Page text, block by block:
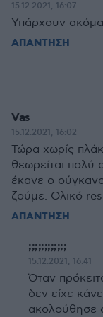
15.12.2021, 16:07
Υπάρχουν
ΑΠΑΝΤΗΣΗ
Vas
15.12.2021, 16:02
Τώρα χωρίς
θεωρείται
έκανε ο
ζούμε. Ολικό
ΑΠΑΝΤΗΣΗ
;;;;;;;;;;;;
15.12.2021, 16:41
Όταν
δεν είχε
ακολούθησε